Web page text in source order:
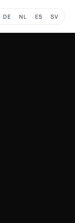
DE NL ES SV